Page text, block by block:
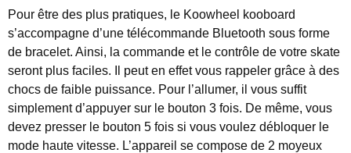
Pour être des plus pratiques, le Koowheel kooboard
s’accompagne d’une télécommande Bluetooth sous forme
de bracelet. Ainsi, la commande et le contrôle de votre skate
seront plus faciles. Il peut en effet vous rappeler grâce à des
chocs de faible puissance. Pour l’allumer, il vous suffit
simplement d’appuyer sur le bouton 3 fois. De même, vous
devez presser le bouton 5 fois si vous voulez débloquer le
mode haute vitesse. L’appareil se compose de 2 moyeux